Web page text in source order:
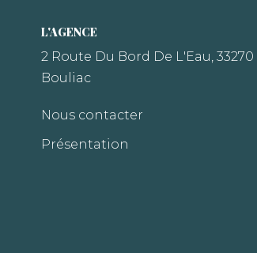
L'AGENCE
2 Route Du Bord De L'Eau, 33270
Bouliac
Nous contacter
Présentation